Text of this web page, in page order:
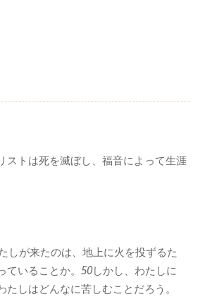
ストは死を滅ぼし、福音によって生涯
たしが来たのは、地上に火を投ずるた
いることか。 50しかし、わたしに
しはどんなに苦しむことだろう。